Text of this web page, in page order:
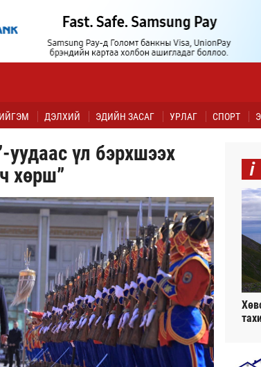
ДЭЛХИЙ ЭДИЙН ЗАСАГ УРЛАГ СПОРТ
уудаас үл бэрхшээх
хөрш”
i